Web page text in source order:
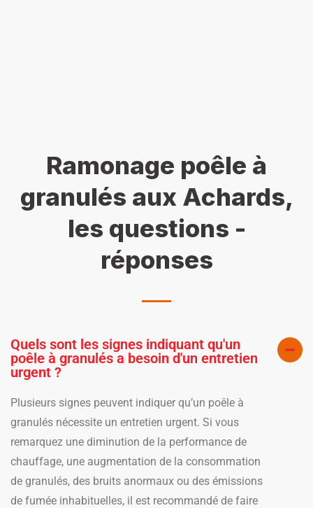
Ramonage poêle à
granulés aux Achards,
les questions -
réponses
Quels sont les signes indiquant qu'un
poêle à granulés a besoin d'un entretien
urgent ?
Plusieurs signes peuvent indiquer qu’un poêle à
granulés nécessite un entretien urgent. Si vous
remarquez une diminution de la performance de
chauffage, une augmentation de la consommation
de granulés, des bruits anormaux ou des émissions
de fumée inhabituelles, il est recommandé de faire